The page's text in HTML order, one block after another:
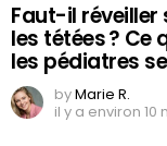
Faut-il réveiller
les tétées ?
les pédiatres
byMarie R.
il y a environ 10